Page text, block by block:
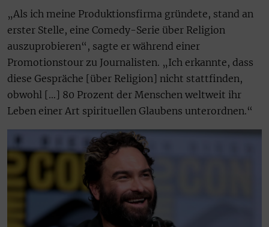
„Als ich meine Produktionsfirma gründete, stand an
erster Stelle, eine Comedy-Serie über Religion
auszuprobieren“, sagte er während einer
Promotionstour zu Journalisten. „Ich erkannte, dass
diese Gespräche [über Religion] nicht stattfinden,
obwohl […] 80 Prozent der Menschen weltweit ihr
Leben einer Art spirituellen Glaubens unterordnen.“